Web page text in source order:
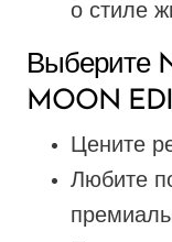
о стиле
Выберите
MOON
Цените
Любите